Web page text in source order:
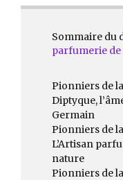
Sommaire du
parfumerie de
Pionniers de
Diptyque,
Germain
Pionniers de
L’Artisan
nature
Pionniers de